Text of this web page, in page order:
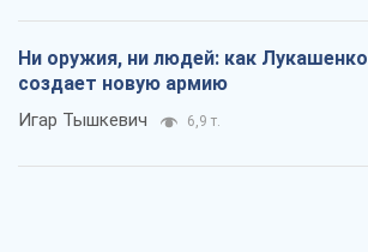
Ни оружия, ни людей: как Лукашенко
создает новую армию
Игар Тышкевич 6,9 т.